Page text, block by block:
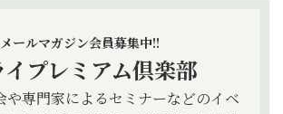
メールマガジン会員募集中!!
プレミアム倶楽部
や専門家によるセミナーなどのイベ